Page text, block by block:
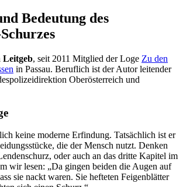
Bedeutung des
Leitgeb, seit 2011 Mitglied der Loge Zu den
in Passau. Beruflich ist der Autor leitender
Oberösterreich und
keine moderne Erfindung. Tatsächlich ist er
die der Mensch nutzt. Denken
oder auch an das dritte Kapitel im
wir lesen: „Da gingen beiden die Augen auf
sie nackt waren. Sie hefteten Feigenblätter